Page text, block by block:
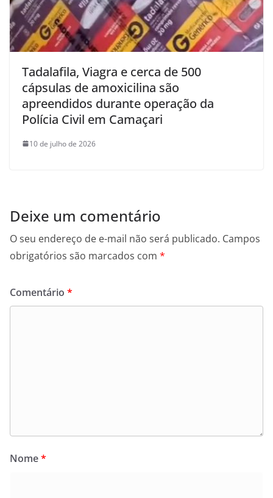
Tadalafila, Viagra e cerca de 500
cápsulas de amoxicilina são
apreendidos durante operação da
Polícia Civil em Camaçari
10 de julho de 2026
Deixe um comentário
O seu endereço de e-mail não será publicado. Campos
obrigatórios são marcados com *
Comentário *
Nome*